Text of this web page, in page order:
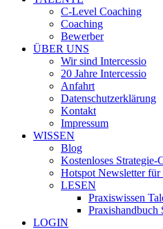
C-Level Coaching
Coaching
Bewerber
ÜBER UNS
Wir sind Intercessio
20 Jahre Intercessio
Anfahrt
Datenschutzerklärung
Kontakt
Impressum
WISSEN
Blog
Kostenloses Strategie-
Hotspot Newsletter für
LESEN
Praxiswissen
LOGIN